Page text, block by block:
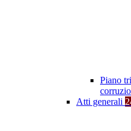
Piano
Atti generali